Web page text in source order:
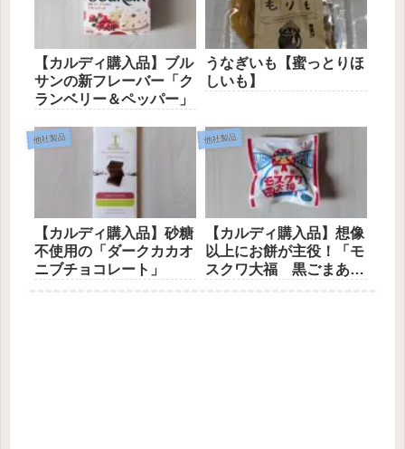
【カルディ購入品】ブル
サンの新フレーバー「ク
ランベリー＆ペッパー」
うなぎいも【蜜っとりほ
しいも】
他社製品
【カルディ購入品】砂糖
不使用の「ダークカカオ
ニブチョコレート」
他社製品
【カルディ購入品】想像
以上にお餅が主役！「モ
スクワ大福 黒ごまあ